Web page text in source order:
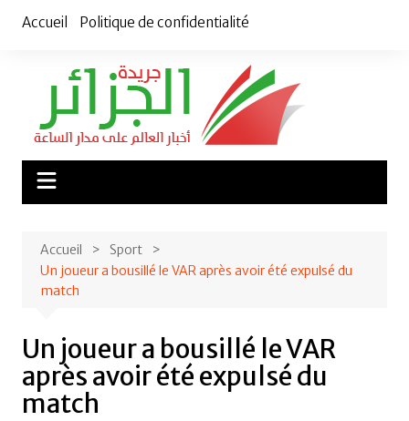
Accueil Politique de confidentialité
Accueil
Sport
Un joueur a bousillé le VAR après avoir été expulsé du
match
Un joueur a bousillé le VAR
après avoir été expulsé du
match